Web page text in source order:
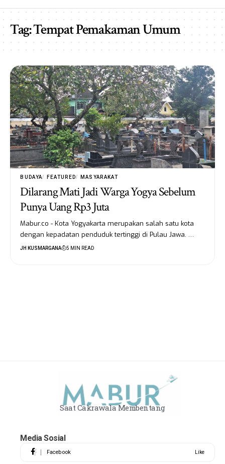
Tag:Tempat Pemakaman Umum
BUDAYA FEATURED MASYARAKAT
Dilarang Mati Jadi Warga Yogya Sebelum
Punya Uang Rp3 Juta
Mabur.co - Kota Yogyakarta merupakan salah satu kota
dengan kepadatan penduduk tertinggi di Pulau Jawa. …
JH KUSMARGANA 5 MIN READ
Saat Cakrawala Membentang
Media Sosial
Facebook Like